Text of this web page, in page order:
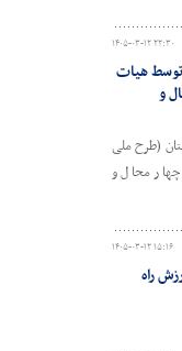
۱۴۰۵-۰۳-۱۲ ۲۲:۳۰
هیات
و
(طرح ملی
محال و
۱۴۰۵-۰۳-۱۲ ۱۵:۱۶
راه